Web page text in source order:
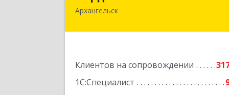
Архангельск
Клиентов на сопровождении
1С:Специалист